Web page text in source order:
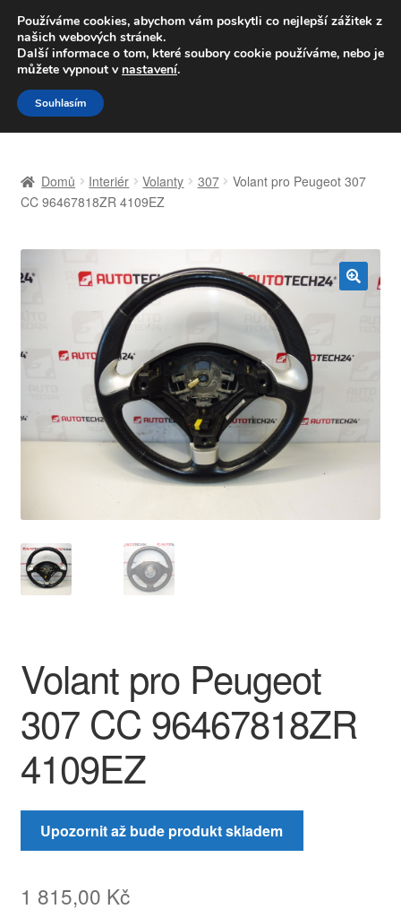
DOPRAVA od 139,-Kč
Volejte po-pá 9-16 704 494 494
Přeskočit
na
navigaci
Přejít
k
obsahu
Celosvětová doprava
Kontakt
O nás
Obchodní podmínky
Platby
Reklamace
Reklamační řád
Vrakoviště Citroën
Domů Interiér Volanty 307
Volant pro Peugeot 307
CC 96467818ZR 4109EZ
Volant pro Peugeot
307 CC 96467818ZR
4109EZ
Upozornit až bude produkt skladem
1 815,00 Kč
Používáme cookies, abychom vám poskytli co nejlepší zážitek z
našich webových stránek.
Další informace o tom, které soubory cookie používáme, nebo je
můžete vypnout v nastavení.
Souhlasím